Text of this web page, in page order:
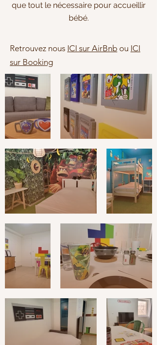
que tout le nécessaire pour accueillir
bébé.
Retrouvez nous ICI sur AirBnb ou ICI
sur Booking